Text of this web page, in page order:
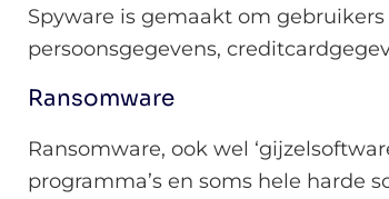
Spyware is gemaakt om
persoonsgegevens,
Ransomware
Ransomware, ook wel
programma’s en soms hele harde